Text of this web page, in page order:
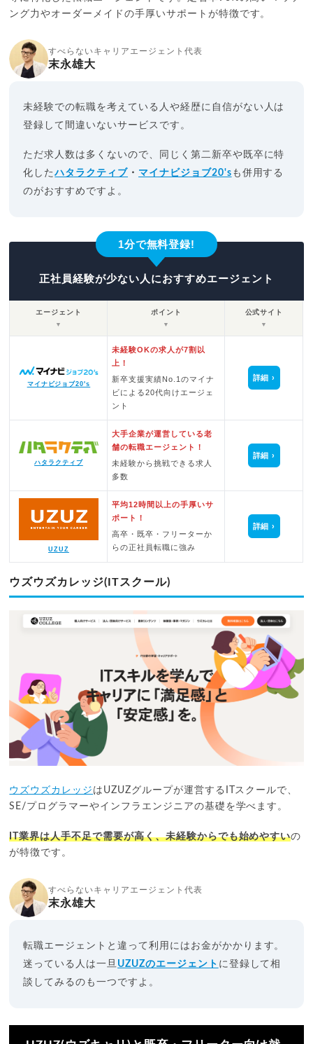
ング力やオーダーメイドの手厚いサポートが特徴です。
すべらないキャリアエージェント代表
末永雄大
未経験での転職を考えている人や経歴に自信がない人は
登録して間違いないサービスです。
ただ求人数は多くないので、同じく第二新卒や既卒に特
化したハタラクティブ ・ マイナビジョブ20's も併用する
のがおすすめですよ。
1分で無料登録!
正社員経験が少ない人におすすめエージェント
エージェント
▼
ポイント
▼
公式サイト
▼
マイナビジョブ20's
未経験OKの求人が7割以
上！
新卒支援実績No.1のマイナ
ビによる20代向けエージェ
ント
詳細
ハタラクティブ
大手企業が運営している老
舗の転職エージェント！
未経験から挑戦できる求人
多数
詳細
UZUZ
平均12時間以上の手厚いサ
ポート！
高卒・既卒・フリーターか
らの正社員転職に強み
詳細
ウズウズカレッジ(ITスクール)
ウズウズカレッジ はUZUZグループが運営するITスクールで、
SE/プログラマーやインフラエンジニアの基礎を学べます。
IT業界は人手不足で需要が高く、未経験からでも始めやすいの
が特徴です。
すべらないキャリアエージェント代表
末永雄大
転職エージェントと違って利用にはお金がかかります。
迷っている人は一旦UZUZのエージェント に登録して相
談してみるのも一つですよ。